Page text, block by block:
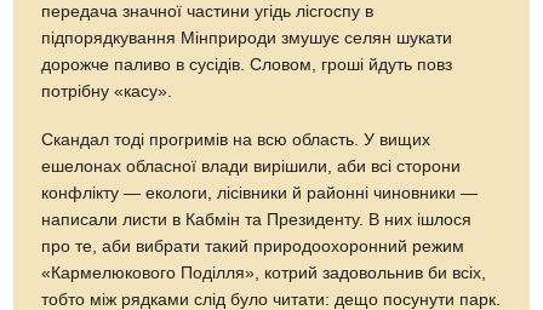
передача значної частини угідь лісгоспу в
підпорядкування Мінприроди змушує селян шукати
дорожче паливо в сусідів. Словом, гроші йдуть повз
потрібну «касу».
Скандал тоді прогримів на всю область. У вищих
ешелонах обласної влади вирішили, аби всі сторони
конфлікту — екологи, лісівники й районні чиновники —
написали листи в Кабмін та Президенту. В них ішлося
про те, аби вибрати такий природоохоронний режим
«Кармелюкового Поділля», котрий задовольнив би всіх,
тобто між рядками слід було читати: дещо посунути парк.